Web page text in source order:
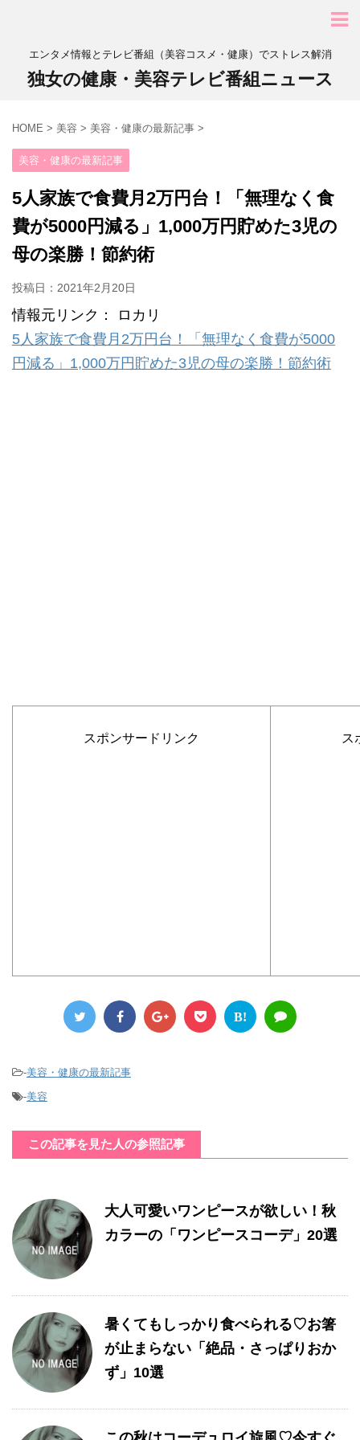
エンタメ情報とテレビ番組（美容コスメ・健康）でストレス解消
独女の健康・美容テレビ番組ニュース
HOME > 美容 > 美容・健康の最新記事 >
美容・健康の最新記事
5人家族で食費月2万円台！「無理なく食
費が5000円減る」1,000万円貯めた3児の
母の楽勝！節約術
投稿日： 2021年2月20日
情報元リンク： ロカリ
5人家族で食費月2万円台！「無理なく食費が5000
円減る」1,000万円貯めた3児の母の楽勝！節約術
スポンサードリンク ス
B!
-美容・健康の最新記事
-美容
この記事を見た人の参照記事
大人可愛いワンピースが欲しい！秋
カラーの「ワンピースコーデ」20選
暑くてもしっかり食べられる♡お箸
が止まらない「絶品・さっぱりおか
ず」10選